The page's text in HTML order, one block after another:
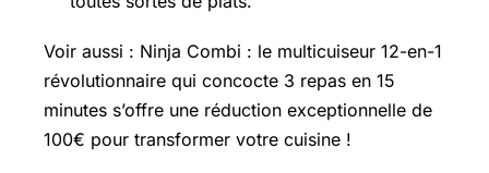
Voir aussi : Ninja Combi : le multicuiseur 12-en-1
révolutionnaire qui concocte 3 repas en 15
minutes s’offre une réduction exceptionnelle de
100€ pour transformer votre cuisine !